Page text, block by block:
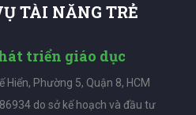
TÀI NĂNG TRẺ
triển giáo dục
Phường 5, Quận 8, HCM
do sở kế hoạch và đầu tư